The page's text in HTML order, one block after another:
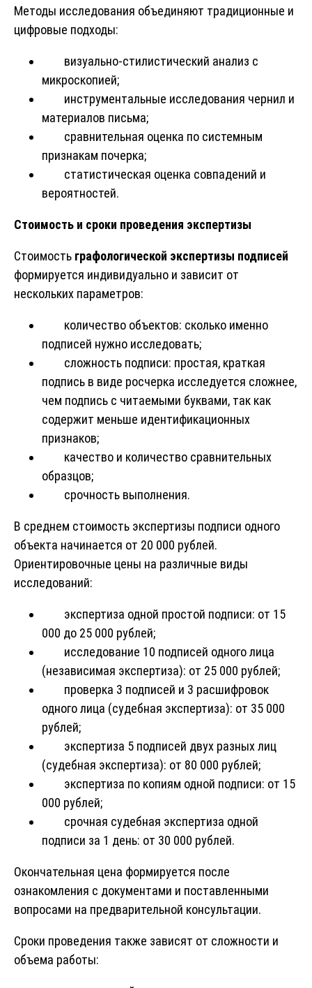
Методы исследования объединяют традиционные и
цифровые подходы:
визуально-стилистический анализ с
микроскопией;
инструментальные исследования чернил и
материалов письма;
сравнительная оценка по системным
признакам почерка;
статистическая оценка совпадений и
вероятностей.
Стоимость и сроки проведения экспертизы
Стоимость графологической экспертизы подписей
формируется индивидуально и зависит от
нескольких параметров:
количество объектов: сколько именно
подписей нужно исследовать;
сложность подписи: простая, краткая
подпись в виде росчерка исследуется сложнее,
чем подпись с читаемыми буквами, так как
содержит меньше идентификационных
признаков;
качество и количество сравнительных
образцов;
срочность выполнения.
В среднем стоимость экспертизы подписи одного
объекта начинается от 20 000 рублей.
Ориентировочные цены на различные виды
исследований:
экспертиза одной простой подписи: от 15
000 до 25 000 рублей;
исследование 10 подписей одного лица
(независимая экспертиза): от 25 000 рублей;
проверка 3 подписей и 3 расшифровок
одного лица (судебная экспертиза): от 35 000
рублей;
экспертиза 5 подписей двух разных лиц
(судебная экспертиза): от 80 000 рублей;
экспертиза по копиям одной подписи: от 15
000 рублей;
срочная судебная экспертиза одной
подписи за 1 день: от 30 000 рублей.
Окончательная цена формируется после
ознакомления с документами и поставленными
вопросами на предварительной консультации.
Сроки проведения также зависят от сложности и
объема работы: